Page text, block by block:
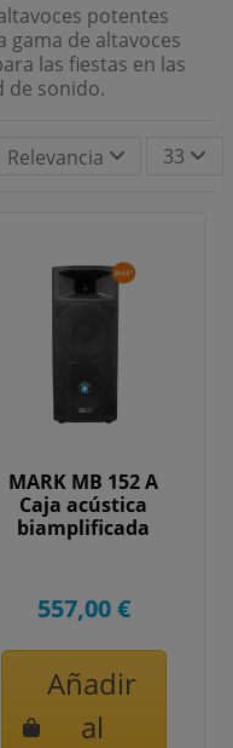
potentes
gama de altavoces
las fiestas en las
de sonido.
Relevancia 33
MARK MB 152 A
Caja acústica
biamplificada
557,00 €
Añadir
al